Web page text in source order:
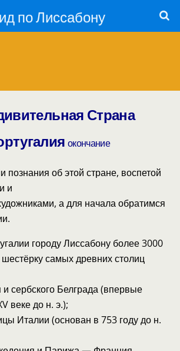
по Лиссабону
Страна
окончание
об этой стране, воспетой
и
а для начала обратимся
городу Лиссабону более 3000
самых древних столиц
сербского Белграда (впервые
веке до н. э.);
Италии (основан в 753 году до н.